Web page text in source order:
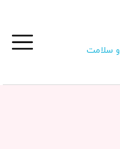
و سلامت